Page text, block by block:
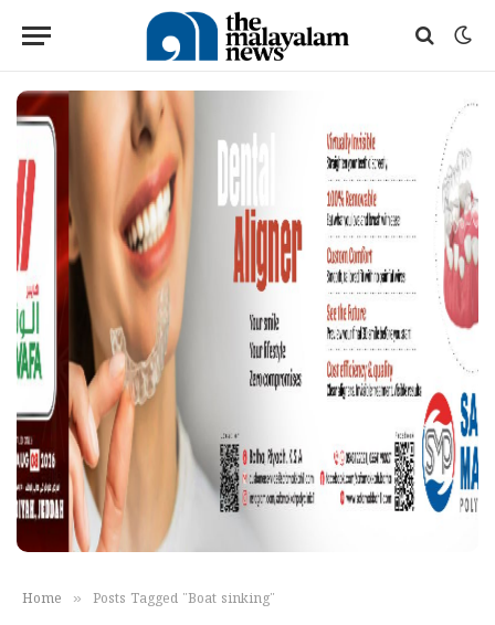
Home » Posts Tagged "Boat sinking"